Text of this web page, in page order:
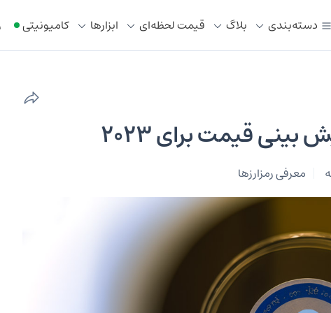
دسته‌بندی بلاگ قیمت لحظه‌ای ابزار‌ها کامیونیتی
معرفی رمزارزها